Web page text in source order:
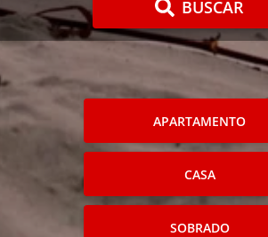
BUSCAR
APARTAMENTO
CASA
SOBRADO